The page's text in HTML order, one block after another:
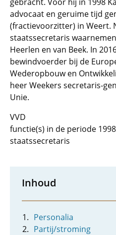
advocaat en geruime tijd
(fractievoorzitter) in Weert.
staatssecretaris
Heerlen en van Beek. In
bewindvoerder bij de
Wederopbouw en
heer Weekers secretaris-
Unie.
VVD
functie(s) in de periode
staatssecretaris
Inhoud
Personalia
Partij/stroming